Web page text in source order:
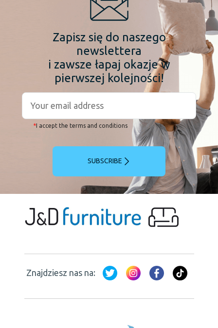
Zapisz się do naszego
newslettera
i zawsze łapaj okazje w
pierwszej kolejności!
* I accept the terms and conditions
SUBSCRIBE
Znajdziesz nas na: